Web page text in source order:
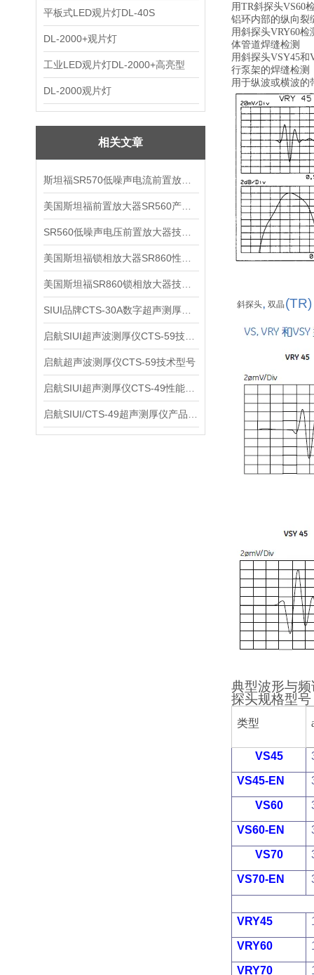
平板式LED观片灯DL-40S
DL-2000+观片灯
工业LED观片灯DL-2000+高亮型
DL-2000观片灯
相关文章
启航超声波测厚仪CTS-59技术型号
用TR斜探头VS60
铝环内部的纵向裂
用斜探头VRY60检
体管道焊缝检测
用斜探头VSY45和
行泵架的焊缝检测
用于纵波或横波的
斜探头, 双晶 (TR)
典型波形与频
探头规格型号
类型
VS45
VS45-EN
VS60
VS60-EN
VS70
VS70-EN
VRY45
VRY60
VRY70